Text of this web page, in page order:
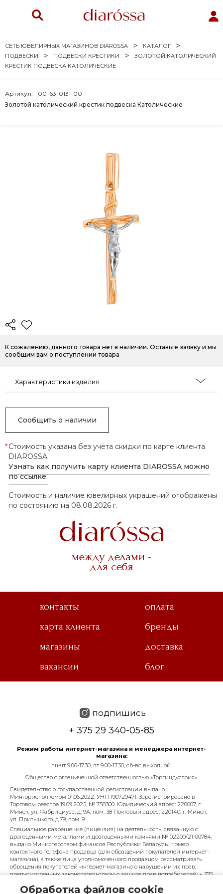
СЕТЬ ЮВЕЛИРНЫХ МАГАЗИНОВ DIAROSSA
КАТАЛОГ
ПОДВЕСКИ
ПОДВЕСКИ КРЕСТИКИ
ЗОЛОТОЙ КАТОЛИЧЕСКИЙ
КРЕСТИК ПОДВЕСКА КАТОЛИЧЕСКИЕ
Золотой католический крестик подвеска Католические
Артикул: 00-63-0131-00
К сожалению, данного товара нет в наличии. Оставьте заявку и мы
сообщим вам о поступлении товара
Характеристики изделия
Сообщить о наличии
*Стоимость указана без учёта скидки по карте клиента
DIAROSSA.
Узнать как получить карту клиента DIAROSSA можно
по ссылке.
Стоимость и наличие ювелирных украшений отображены
по состоянию на 08.08.2026 г.
между делами -
для себя
контакты
оплата
карта клиента
бренды
магазины
доставка
вакансии
блог
подпишись
+ 375 29 340-05-85
Режим работы интернет-магазина и менеджера интернет-
магазина:
пн-чт 9.00-17.30, пт 9.00-17.30, сб-вс выходной.
Общество с ограниченной ответственностью «Торгиндустрия».
Свидетельство о государственной регистрации выдано
Мингорисполкомом 01.06.2022. УНП 190729471. Зарегистрировано в
Торговом реестре 19.09.2025, № 758300. Юридический адрес: 220007, г.
Минск, ул. Фабрициуса, д. 9А, пом. 38 Почтовый адрес: 220140, г. Минск,
ул. Притыцкого, д.79, пом. 9
Специальное разрешение (лицензия) на деятельность, связанную с
драгоценными металлами и драгоценными камнями № 02200/21-00784,
выдано Министерством финансов Республики Беларусь. Номер
контактного телефона продавца (для обращений покупателей интернет-
магазина), а также лица уполномоченного продавцом рассматривать
обращения покупателей интернет-магазина о нарушении их прав,
предусмотренных законодательством о защите прав потребителей: + 375
управления по работе с обращениями граждан и юридических лиц
Обработка файлов cookie